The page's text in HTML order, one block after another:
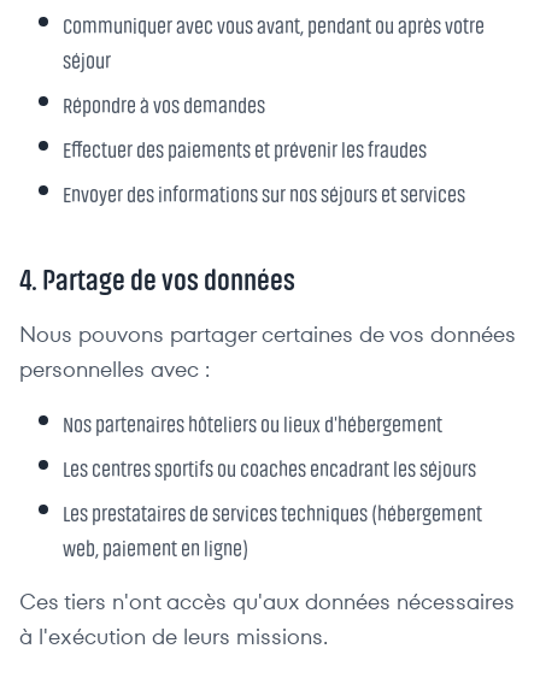
Communiquer avec vous avant, pendant ou après votre
séjour
Répondre à vos demandes
Effectuer des paiements et prévenir les fraudes
Envoyer des informations sur nos séjours et services
4. Partage de vos données
Nous pouvons partager certaines de vos données
personnelles avec :
Nos partenaires hôteliers ou lieux d'hébergement
Les centres sportifs ou coaches encadrant les séjours
Les prestataires de services techniques (hébergement
web, paiement en ligne)
Ces tiers n'ont accès qu'aux données nécessaires
à l'exécution de leurs missions.